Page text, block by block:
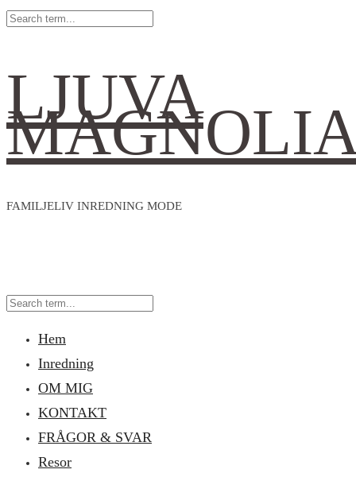
LJUVA
FAMILJELIV INREDNING MODE
Hem
Inredning
OM MIG
KONTAKT
FRÅGOR & SVAR
Resor